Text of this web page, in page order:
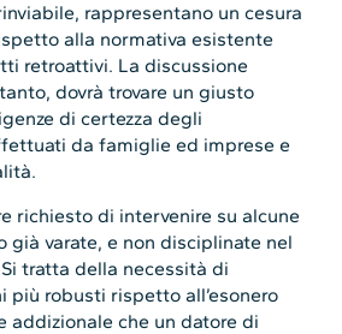
rappresentano un cesura
alla normativa esistente
retroattivi. La discussione
dovrà trovare un giusto
di certezza degli
da famiglie ed imprese e
richiesto di intervenire su alcune
già varate, e non disciplinate nel
tratta della necessità di
più robusti rispetto all’esonero
addizionale che un datore di